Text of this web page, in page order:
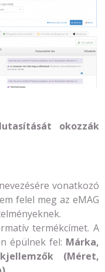
okozzák
vonatkozó
felel meg az eMAG
termékcímet. A
épülnek fel: Márka,
(Méret,